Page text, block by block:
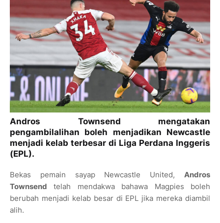
Andros Townsend mengatakan
pengambilalihan boleh menjadikan Newcastle
menjadi kelab terbesar di Liga Perdana Inggeris
(EPL).
Bekas pemain sayap Newcastle United, Andros
Townsend telah mendakwa bahawa Magpies boleh
berubah menjadi kelab besar di EPL jika mereka diambil
alih.